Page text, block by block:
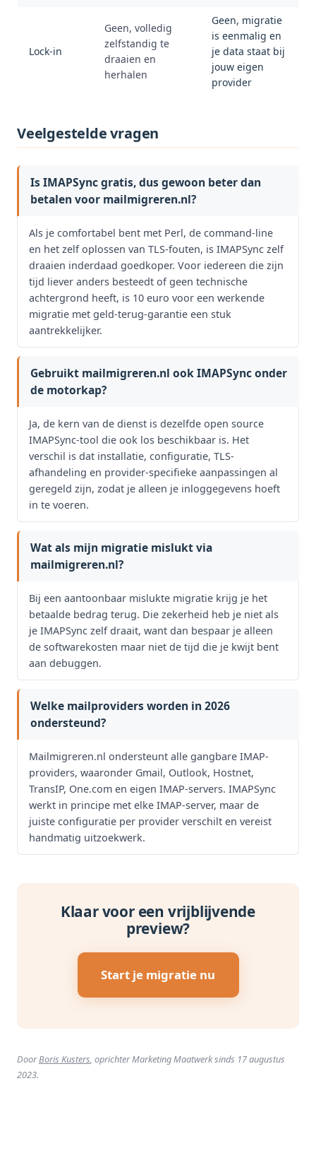
Lock-in
Geen, volledig
zelfstandig te
draaien en
herhalen
Geen, migratie
is eenmalig en
je data staat bij
jouw eigen
provider
Veelgestelde vragen
Is IMAPSync gratis, dus gewoon beter dan
betalen voor mailmigreren.nl?
Als je comfortabel bent met Perl, de command-line
en het zelf oplossen van TLS-fouten, is IMAPSync zelf
draaien inderdaad goedkoper. Voor iedereen die zijn
tijd liever anders besteedt of geen technische
achtergrond heeft, is 10 euro voor een werkende
migratie met geld-terug-garantie een stuk
aantrekkelijker.
Gebruikt mailmigreren.nl ook IMAPSync onder
de motorkap?
Ja, de kern van de dienst is dezelfde open source
IMAPSync-tool die ook los beschikbaar is. Het
verschil is dat installatie, configuratie, TLS-
afhandeling en provider-specifieke aanpassingen al
geregeld zijn, zodat je alleen je inloggegevens hoeft
in te voeren.
Wat als mijn migratie mislukt via
mailmigreren.nl?
Bij een aantoonbaar mislukte migratie krijg je het
betaalde bedrag terug. Die zekerheid heb je niet als
je IMAPSync zelf draait, want dan bespaar je alleen
de softwarekosten maar niet de tijd die je kwijt bent
aan debuggen.
Welke mailproviders worden in 2026
ondersteund?
Mailmigreren.nl ondersteunt alle gangbare IMAP-
providers, waaronder Gmail, Outlook, Hostnet,
TransIP, One.com en eigen IMAP-servers. IMAPSync
werkt in principe met elke IMAP-server, maar de
juiste configuratie per provider verschilt en vereist
handmatig uitzoekwerk.
Klaar voor een vrijblijvende
preview?
Start je migratie nu
DoorBoris Kusters, oprichter Marketing Maatwerk sinds 17 augustus
2023.